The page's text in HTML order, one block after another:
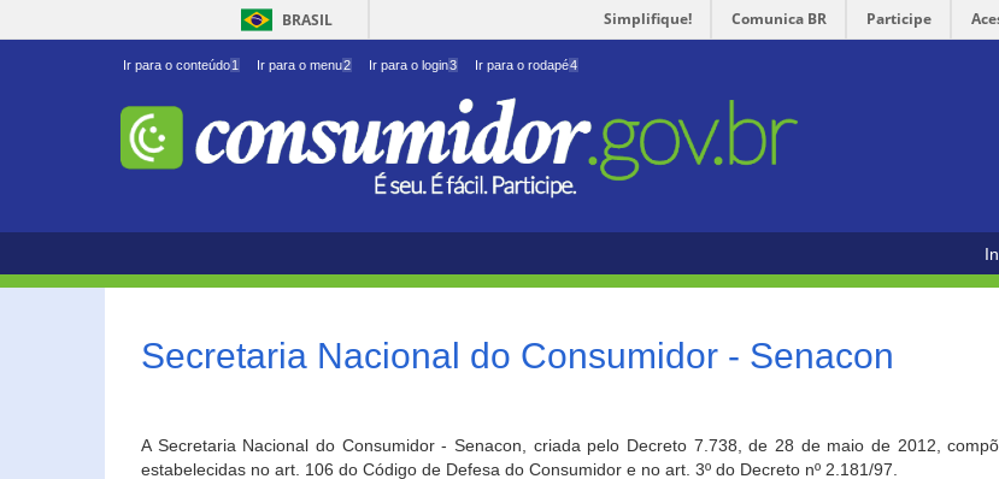
BRASIL Simplifique! Comunica BR Participe
Ir para o conteúdo1 Ir para o menu2 Ir para o login3 Ir para o rodapé4
Secretaria Nacional do Consumidor - Senacon
A Secretaria Nacional do Consumidor - Senacon, criada pelo Decreto 7.738, de 28 de maio de 2012,
estabelecidas no art. 106 do Código de Defesa do Consumidor e no art. 3º do Decreto nº 2.181/97.